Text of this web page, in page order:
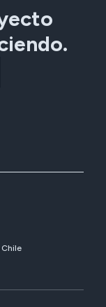
Chile